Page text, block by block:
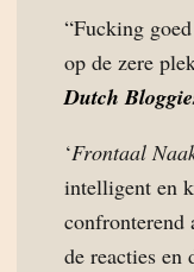
“Fucking
op de zere
Dutch
‘Frontaal
intelligent en
confronterend
de reacties en